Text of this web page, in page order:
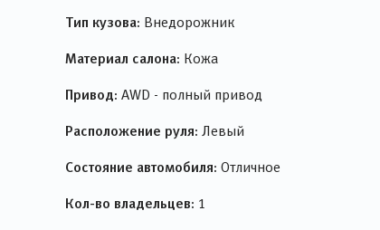
Тип кузова: Внедорожник
Материал салона: Кожа
Привод: AWD - полный привод
Расположение руля: Левый
Состояние автомобиля: Отличное
Кол-во владельцев: 1